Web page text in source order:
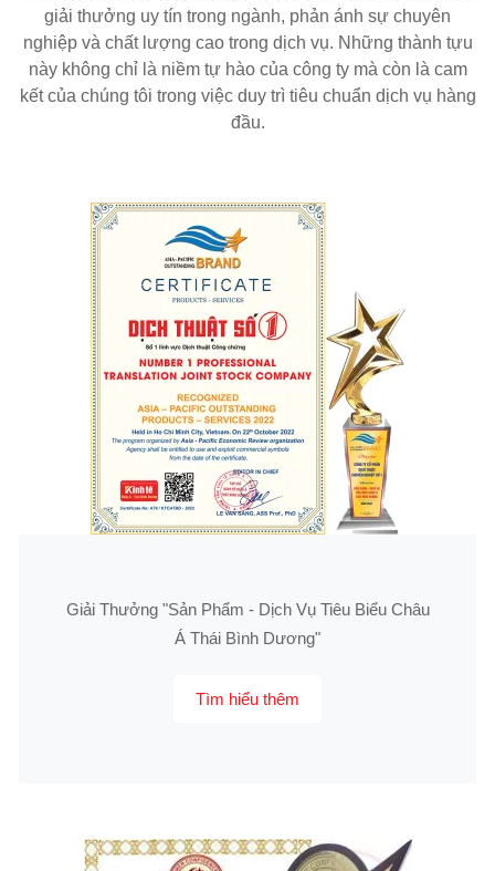
giải thưởng uy tín trong ngành, phản ánh sự chuyên
nghiệp và chất lượng cao trong dịch vụ. Những thành tựu
này không chỉ là niềm tự hào của công ty mà còn là cam
kết của chúng tôi trong việc duy trì tiêu chuẩn dịch vụ hàng
đầu.
Giải Thưởng "Sản Phẩm - Dịch Vụ Tiêu Biểu Châu
Á Thái Bình Dương"
Tìm hiểu thêm